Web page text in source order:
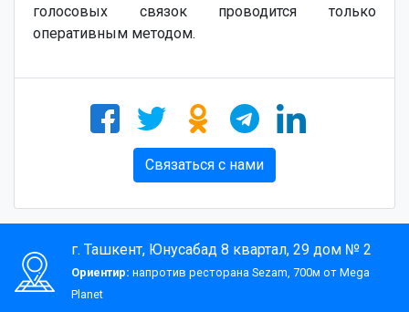
голосовых связок проводится только
оперативным методом.
Связаться с нами
г. Ташкент, Юнусабад 8 квартал, 29 дом № 2
Ориентир: напротив ресторана Sezam, 700м от Mega
Planet